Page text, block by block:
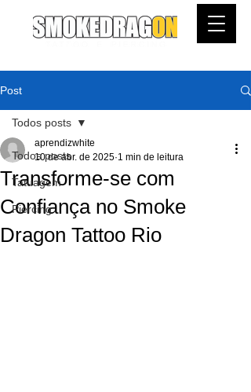
Post
Todos posts
Tatuagem
Piercing
Todos posts
Transforme-se com
Confiança no Smoke
Dragon Tattoo Rio
aprendizwhite
10 de abr. de 2025 1 min de leitura